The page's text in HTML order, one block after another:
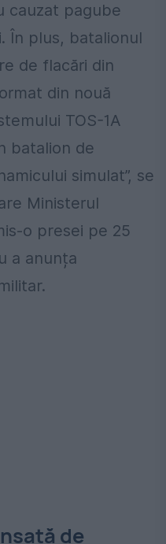
cauzat pagube
În plus, batalionul
de flacări din
din nouă
TOS-1A
batalion de
simulat”, se
Ministerul
o presei pe 25
a anunța
de